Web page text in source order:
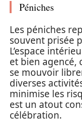
Péniches
Les péniches
souvent prisée
L’espace
et bien agencé,
se mouvoir
diverses
minimise les
est un atout
célébration.